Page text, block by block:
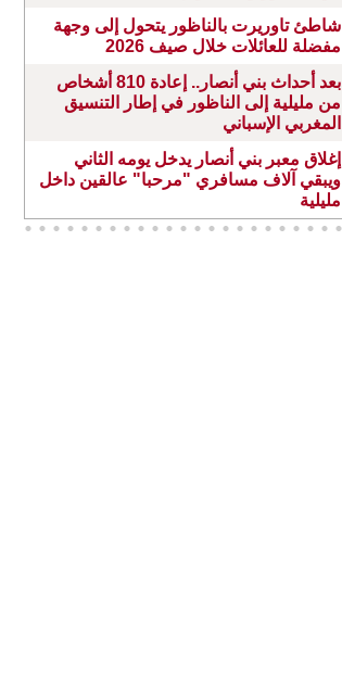
شاطئ تاوريرت بالناظور يتحول إلى وجهة
مفضلة للعائلات خلال صيف 2026
بعد أحداث بني أنصار.. إعادة 810 أشخاص
من مليلية إلى الناظور في إطار التنسيق
المغربي الإسباني
إغلاق معبر بني أنصار يدخل يومه الثاني
ويبقي آلاف مسافري "مرحبا" عالقين داخل
مليلية